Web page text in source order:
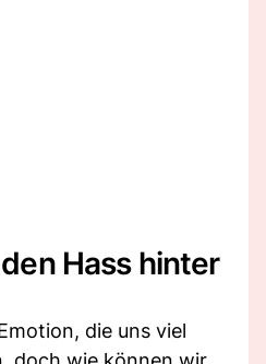
Hass hinter
die uns viel